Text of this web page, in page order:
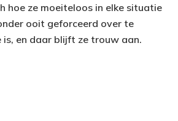
hoe ze moeiteloos in elke situatie
ooit geforceerd over te
is, en daar blijft ze trouw aan.